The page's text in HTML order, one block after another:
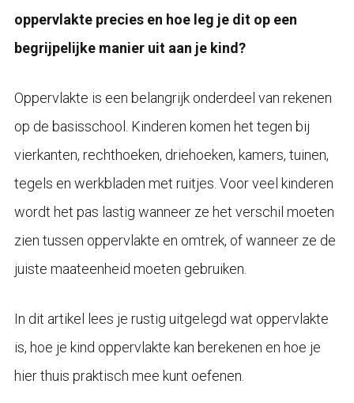
oppervlakte precies en hoe leg je dit op een
begrijpelijke manier uit aan je kind?
Oppervlakte is een belangrijk onderdeel van rekenen
op de basisschool. Kinderen komen het tegen bij
vierkanten, rechthoeken, driehoeken, kamers, tuinen,
tegels en werkbladen met ruitjes. Voor veel kinderen
wordt het pas lastig wanneer ze het verschil moeten
zien tussen oppervlakte en omtrek, of wanneer ze de
juiste maateenheid moeten gebruiken.
In dit artikel lees je rustig uitgelegd wat oppervlakte
is, hoe je kind oppervlakte kan berekenen en hoe je
hier thuis praktisch mee kunt oefenen.